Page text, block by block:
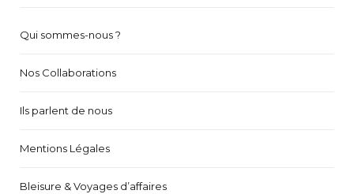
Qui sommes-nous ?
Nos Collaborations
Ils parlent de nous
Mentions Légales
Bleisure & Voyages d’affaires